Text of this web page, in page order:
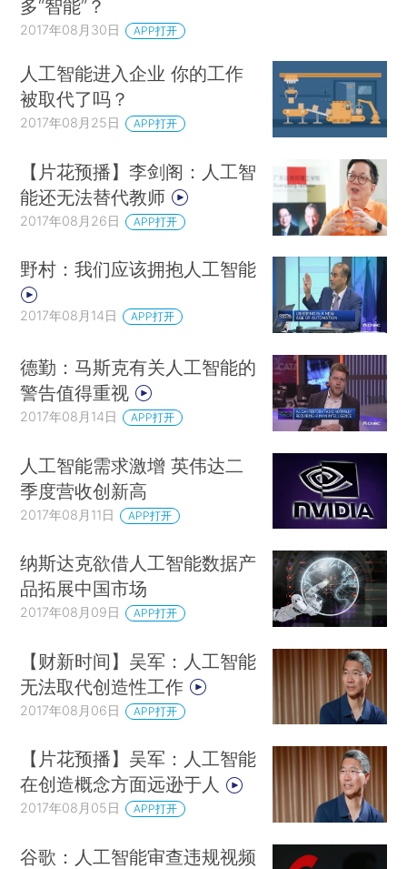
多“智能”？
2017年08月30日 APP打开
人工智能进入企业 你的工作
被取代了吗？
2017年08月25日 APP打开
【片花预播】李剑阁：人工智
能还无法替代教师
2017年08月26日 APP打开
野村：我们应该拥抱人工智能
2017年08月14日 APP打开
德勤：马斯克有关人工智能的
警告值得重视
2017年08月14日 APP打开
人工智能需求激增 英伟达二
季度营收创新高
2017年08月11日 APP打开
纳斯达克欲借人工智能数据产
品拓展中国市场
2017年08月09日 APP打开
【财新时间】吴军：人工智能
无法取代创造性工作
2017年08月06日 APP打开
【片花预播】吴军：人工智能
在创造概念方面远逊于人
2017年08月05日 APP打开
谷歌：人工智能审查违规视频